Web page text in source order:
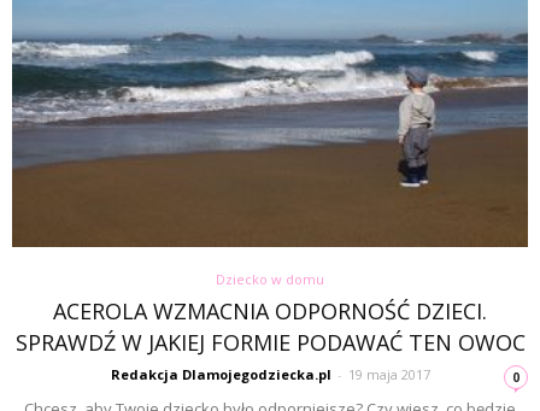
Dziecko w domu
ACEROLA WZMACNIA ODPORNOŚĆ DZIECI.
SPRAWDŹ W JAKIEJ FORMIE PODAWAĆ TEN OWOC
Redakcja Dlamojegodziecka.pl - 19 maja 2017 0